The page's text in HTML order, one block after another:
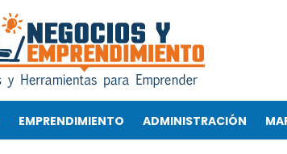
EMPRENDIMIENTO ADMINISTRACIÓN